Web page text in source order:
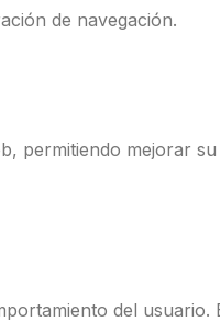
de navegación.
mejorar
del usuario.